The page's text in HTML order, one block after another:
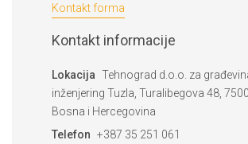
Kontakt forma
Kontakt informacije
Lokacija Tehnograd d.o.o. za
inženjering Tuzla, Turalibegova 48,
Bosna i Hercegovina
Telefon +387 35 251 061